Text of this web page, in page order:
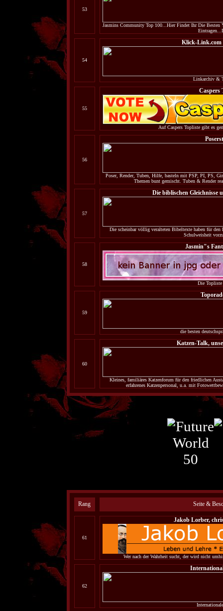
53
Jasmins Community Top 100...Hier Findet Ihr Die
54
Klick-Link.com
Linkarchiv &
55
Caspers
Auf Caspers Topliste gibt es
56
Poser, Render, Tuben, Hilfe, basteln mit PSP, PI, PS,
Themen bunt gemischt. Tuben & Render
57
Die biblischen Gleichnisse
Die scheinbar völlig veralteten Bibeltexte haben für den
Schulweisheit
58
Jasmin"s
Die
59
die besten
60
Katzen-Talk,
Kleines, familiäres Katzenforum für den friedlichen
erfahrenes Katzenpersonal, u.a. mit
Rang Seite &
61
Jakob Lorber,
Wer nach der Wahrheit sucht, der wird nicht
62